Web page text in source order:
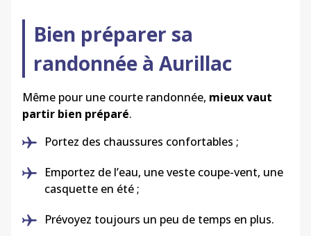
Bien préparer sa
randonnée à Aurillac
Même pour une courte randonnée, mieux vaut
partir bien préparé.
Portez des chaussures confortables ;
Emportez de l’eau, une veste coupe-vent, une
casquette en été ;
Prévoyez toujours un peu de temps en plus.